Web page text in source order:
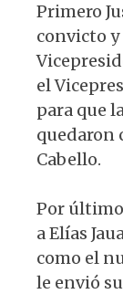
Primero
convicto y
el
para que
quedaron
Cabello.
Por
a Elías
como el
le envió